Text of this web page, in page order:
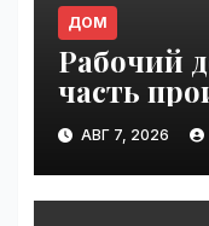
ДОМ
Рабочий
часть
VseTime.ru
АВГ 7, 2026